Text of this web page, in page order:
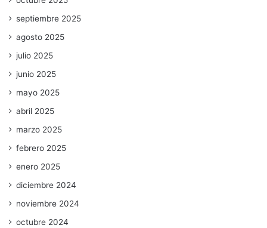
septiembre 2025
agosto 2025
julio 2025
junio 2025
mayo 2025
abril 2025
marzo 2025
febrero 2025
enero 2025
diciembre 2024
noviembre 2024
octubre 2024